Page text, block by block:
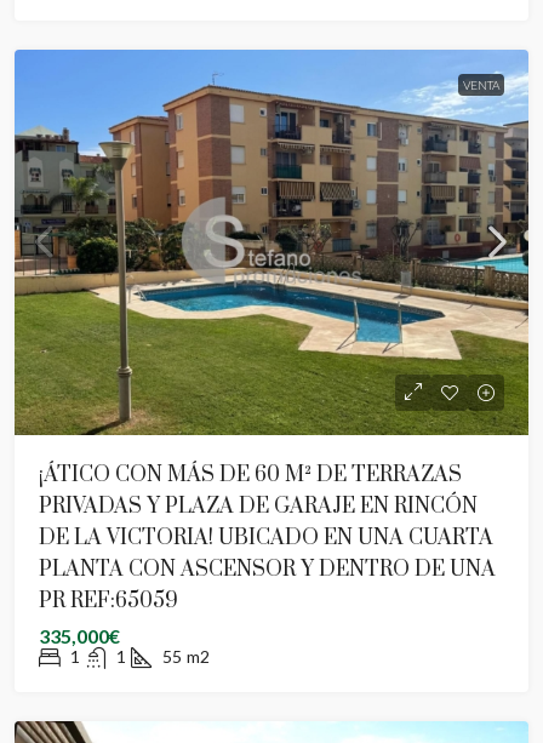
VENTA
¡ÁTICO CON MÁS DE 60 M² DE TERRAZAS
PRIVADAS Y PLAZA DE GARAJE EN RINCÓN
DE LA VICTORIA! UBICADO EN UNA CUARTA
PLANTA CON ASCENSOR Y DENTRO DE UNA
PR REF:65059
335,000€
1 1 55 m2